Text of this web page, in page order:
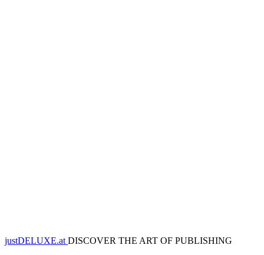
justDELUXE.at DISCOVER THE ART OF PUBLISHING